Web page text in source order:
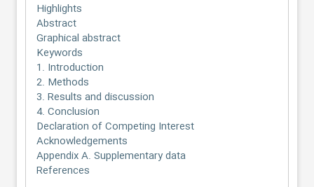
Highlights
Abstract
Graphical abstract
Keywords
1. Introduction
2. Methods
3. Results and discussion
4. Conclusion
Declaration of Competing Interest
Acknowledgements
Appendix A. Supplementary data
References